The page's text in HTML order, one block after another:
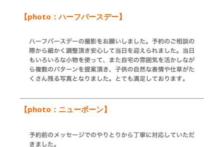
【photo：ハーフバースデー】
【photo：ニューボーン】